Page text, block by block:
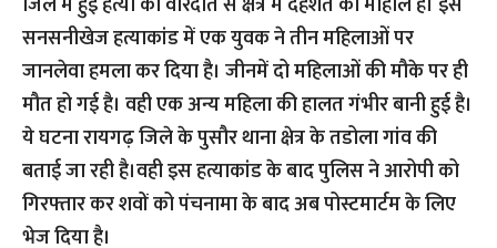
सनसनीखेज हत्याकांड में एक युवक ने तीन महिलाओं पर
जानलेवा हमला कर दिया है। जीनमें दो महिलाओं की मौके पर ही
मौत हो गई है। वही एक अन्य महिला की हालत गंभीर बानी हुई है।
ये घटना रायगढ़ जिले के पुसौर थाना क्षेत्र के तडोला गांव की
बताई जा रही है।वही इस हत्याकांड के बाद पुलिस ने आरोपी को
गिरफ्तार कर शवों को पंचनामा के बाद अब पोस्टमार्टम के लिए
भेज दिया है।